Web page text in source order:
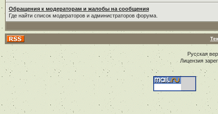
Обращения к модераторам и жалобы на сообщения
Где найти список модераторов и администраторов форума.
Русская
Лицензия